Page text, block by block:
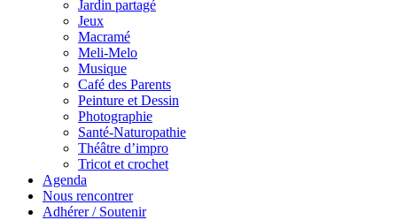
Jardin partagé
Jeux
Macramé
Meli-Melo
Musique
Café des Parents
Peinture et Dessin
Photographie
Santé-Naturopathie
Théâtre d’impro
Tricot et crochet
Agenda
Nous rencontrer
Adhérer / Soutenir